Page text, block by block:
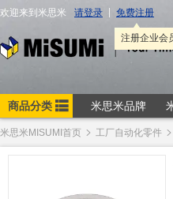
米思米MISUMI首页 工厂自动化零件